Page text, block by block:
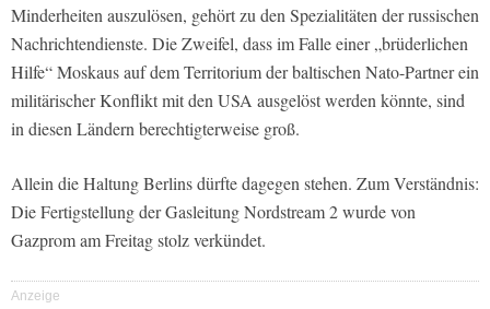
Minderheiten auszulösen, gehört zu den Spezialitäten der russischen
Nachrichtendienste. Die Zweifel, dass im Falle einer „brüderlichen
Hilfe“ Moskaus auf dem Territorium der baltischen Nato-Partner ein
militärischer Konflikt mit den USA ausgelöst werden könnte, sind
in diesen Ländern berechtigterweise groß.
Allein die Haltung Berlins dürfte dagegen stehen. Zum Verständnis:
Die Fertigstellung der Gasleitung Nordstream 2 wurde von
Gazprom am Freitag stolz verkündet.
Anzeige